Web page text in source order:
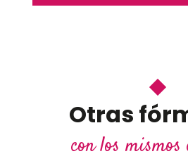
Otras
con los mismos